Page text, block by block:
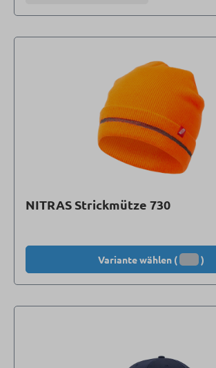
NITRAS Strickmütze 730
Variante wählen ( )